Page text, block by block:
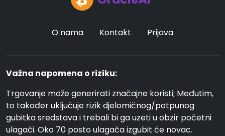
O nama Kontakt Prijava
Važna napomena o riziku:
Trgovanje može generirati značajne koristi; Međutim,
to također uključuje rizik djelomičnog/potpunog
gubitka sredstava i trebali bi ga uzeti u obzir početni
ulagači. Oko 70 posto ulagača izgubit će novac.